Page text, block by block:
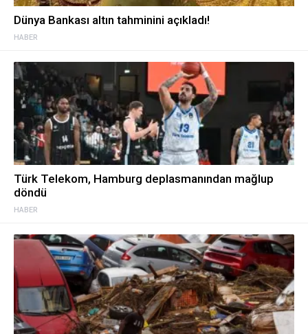
HABER
Dünya Bankası altın tahminini açıkladı!
HABER
Türk Telekom, Hamburg deplasmanından mağlup
döndü